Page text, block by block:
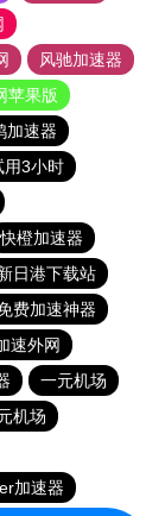
风驰加速器
苹果版
加速器
用3小时
快橙加速器
日港下载站
费加速神器
速外网
一元机场
机场
加速器